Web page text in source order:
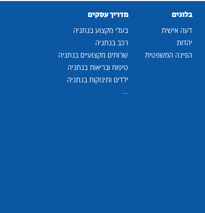
בלוגים
דעה אישית
יהדות
הפינה המשפטית
מדריך עסקים
בעלי מקצוע בנתניה
רכב בנתניה
שרותים מקצועיים בנתניה
טיפוח ובריאות בנתניה
ילדים ותינוקות בנתניה
...